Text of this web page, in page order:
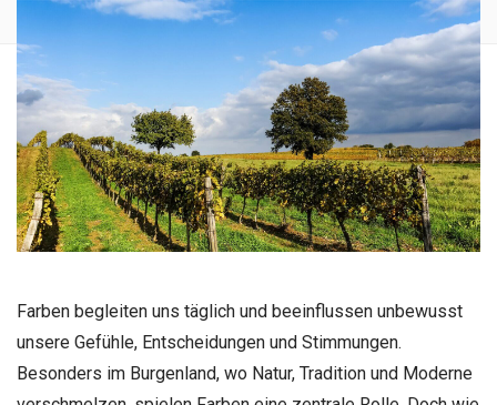
Farben begleiten uns täglich und beeinflussen unbewusst
unsere Gefühle, Entscheidungen und Stimmungen.
Besonders im Burgenland, wo Natur, Tradition und Moderne